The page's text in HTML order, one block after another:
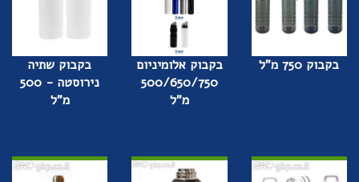
בקבוק 750 מ"ל
בקבוק אלומיניום
500/650/750
מ"ל
בקבוק שתיה
נירוסטה - 500
מ"ל